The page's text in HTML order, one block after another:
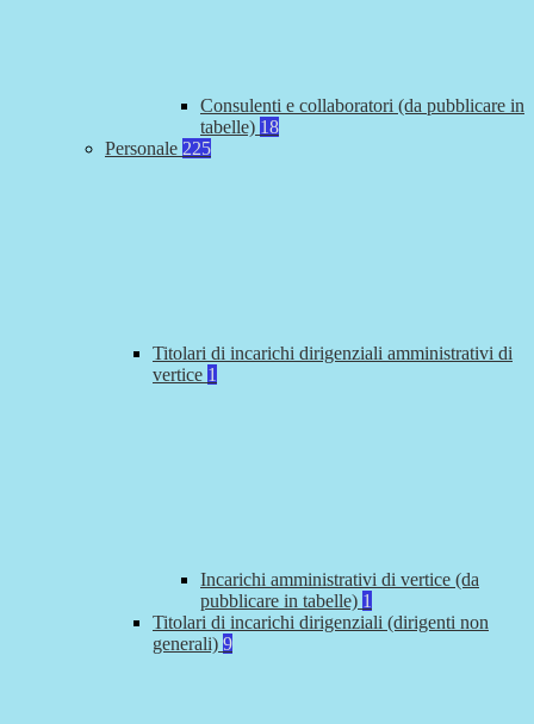
Consulenti e collaboratori (da pubblicare in
tabelle) 18
Personale 225
Titolari di incarichi dirigenziali amministrativi di
vertice 1
Incarichi amministrativi di vertice (da
pubblicare in tabelle) 1
Titolari di incarichi dirigenziali (dirigenti non
generali) 9